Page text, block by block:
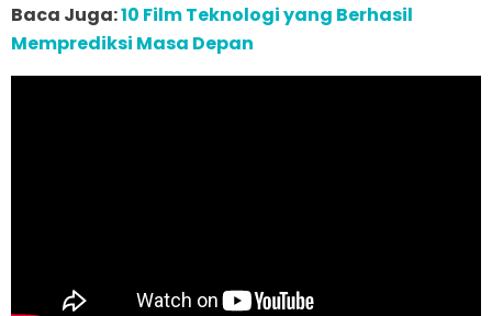
Baca Juga:10 Film Teknologi yang Berhasil
Memprediksi Masa Depan